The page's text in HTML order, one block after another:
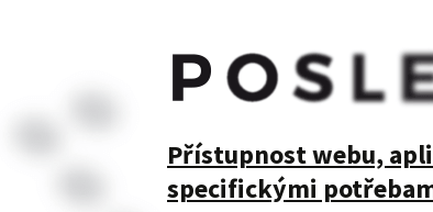
Přístupnost webu,
specifickými